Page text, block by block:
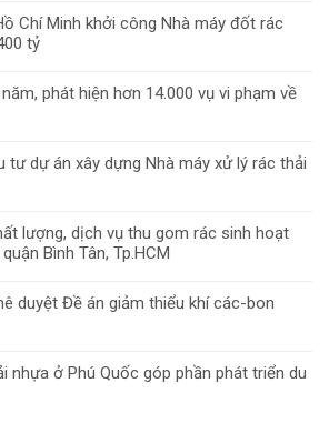
Chí Minh khởi công Nhà máy đốt rác
tỷ
phát hiện hơn 14.000 vụ vi phạm về
tư dự án xây dựng Nhà máy xử lý rác thải
lượng, dịch vụ thu gom rác sinh hoạt
Bình Tân, Tp.HCM
duyệt Đề án giảm thiểu khí các-bon
nhựa ở Phú Quốc góp phần phát triển du